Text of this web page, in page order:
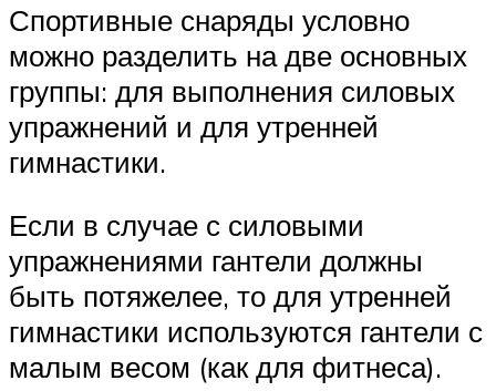
Спортивные снаряды условно
можно разделить на две основных
группы: для выполнения силовых
упражнений и для утренней
гимнастики.
Если в случае с силовыми
упражнениями гантели должны
быть потяжелее, то для утренней
гимнастики используются гантели с
малым весом (как для фитнеса).